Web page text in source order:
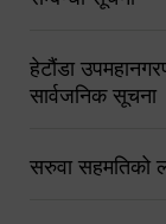
हेटौंडा
सार्वजनिक सूचना
सरुवा सहमतिको